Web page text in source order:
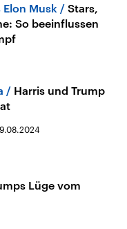
Musk
Stars,
So beeinflussen
Harris und Trump
Lüge vom